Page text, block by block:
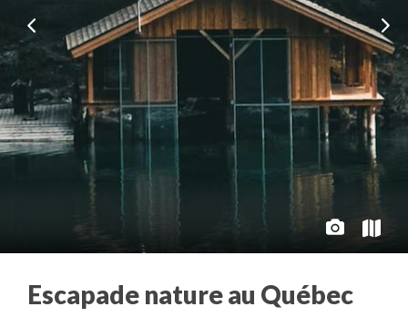
Escapade nature au Québec